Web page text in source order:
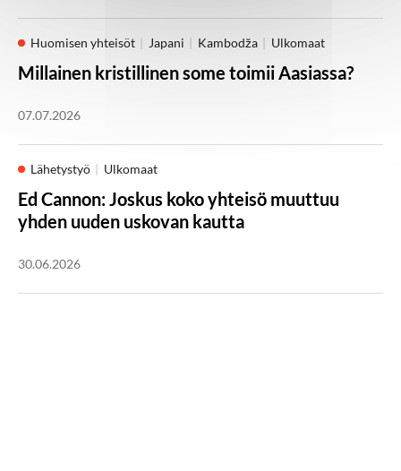
Huomisen yhteisöt Japani Kambodža Ulkomaat
Millainen kristillinen some toimii Aasiassa?
07.07.2026
Lähetystyö Ulkomaat
Ed Cannon: Joskus koko yhteisö muuttuu
yhden uuden uskovan kautta
30.06.2026